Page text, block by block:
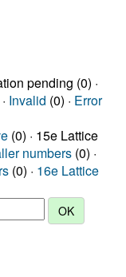
pending (0) ·
Invalid (0) · Error
(0) · 15e Lattice
numbers (0) ·
(0) · 16e Lattice